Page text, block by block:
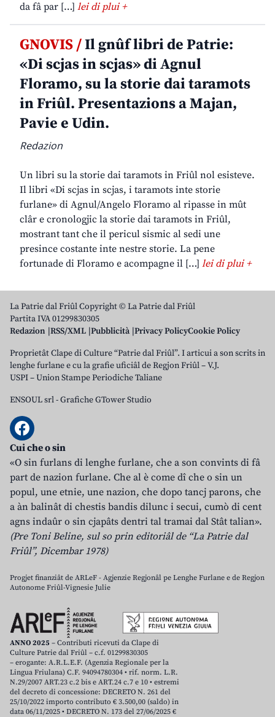
da fâ par […] lei di plui +
GNOVIS /Il gnûf libri de Patrie:
«Di scjas in scjas» di Agnul
Floramo, su la storie dai taramots
in Friûl. Presentazions a Majan,
Pavie e Udin.
Redazion
Un libri su la storie dai taramots in Friûl nol esisteve.
Il libri «Di scjas in scjas, i taramots inte storie
furlane» di Agnul/Angelo Floramo al ripasse in mût
clâr e cronologjic la storie dai taramots in Friûl,
mostrant tant che il pericul sismic al sedi une
presince costante inte nestre storie. La pene
fortunade di Floramo e acompagne il […] lei di plui +
La Patrie dal Friûl Copyright © La Patrie dal Friûl
Partita IVA 01299830305
Redazion RSS/XML Pubblicità Privacy PolicyCookie Policy
Proprietât Clape di Culture “Patrie dal Friûl”. I articui a son scrits in
lenghe furlane e cu la grafie uficiâl de Regjon Friûl – V.J.
USPI – Union Stampe Periodiche Taliane
ENSOUL srl-Grafiche GTower Studio
Cui che o sin
«O sin furlans di lenghe furlane, che a son convints di fâ
part de nazion furlane. Che al è come dî che o sin un
popul, une etnie, une nazion, che dopo tancj parons, che
a àn balinât di chestis bandis dilunc i secui, cumò di cent
agns indaûr o sin cjapâts dentri tal tramai dal Stât talian».
(Pre Toni Beline, sul so prin editoriâl de “La Patrie dal
Friûl”, Dicembar 1978)
Progjet finanziât de ARLeF - Agjenzie Regjonâl pe Lenghe Furlane e de Regjon
Autonome Friûl-Vignesie Julie
ANNO 2025 – Contributi ricevuti da Clape di
Culture Patrie dal Friûl – c.f. 01299830305
– erogante: A.R.L.E.F. (Agenzia Regionale per la
Lingua Friulana) C.F. 94094780304 • rif. norm. L.R.
N.29/2007 ART.23 c.2 bis e ART.24 c.7 e 10 • estremi
del decreto di concessione: DECRETO N. 261 del
25/10/2022 importo contributo € 3.500,00 (saldo) in
data 06/11/2025 • DECRETO N. 173 del 27/06/2025 €